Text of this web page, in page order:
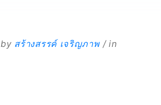
by สร้างสรรค์ เจริญภาพ
in